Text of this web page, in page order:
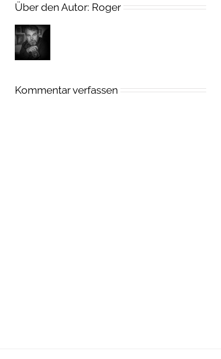
Über den Autor: Roger
Kommentar verfassen